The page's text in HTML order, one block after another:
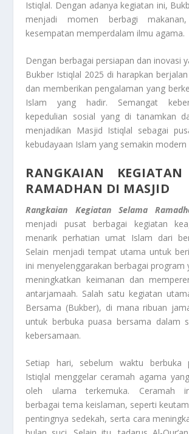
Istiqlal. Dengan adanya kegiatan ini,
menjadi momen berbagi
kesempatan memperdalam ilmu agama.
Dengan berbagai persiapan dan inovasi
Bukber Istiqlal 2025 di harapkan
dan memberikan pengalaman yang
Islam yang hadir. Semangat
kepedulian sosial yang di tanamkan
menjadikan Masjid Istiqlal sebagai
kebudayaan Islam yang semakin modern
RANGKAIAN
RAMADHAN DI MASJID
Rangkaian Kegiatan Selama
menjadi pusat berbagai kegiatan
menarik perhatian umat Islam dari
Selain menjadi tempat utama untuk
ini menyelenggarakan berbagai program
meningkatkan keimanan dan
antarjamaah. Salah satu kegiatan
Bersama (Bukber), di mana ribuan
untuk berbuka puasa bersama dalam
kebersamaan.
Setiap hari, sebelum waktu berbuka
Istiqlal menggelar ceramah agama
oleh ulama terkemuka. Ceramah
berbagai tema keislaman, seperti
pentingnya sedekah, serta cara